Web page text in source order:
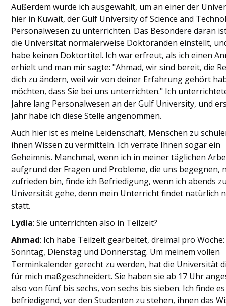
Außerdem wurde ich ausgewählt, um an einer der
hier in Kuwait, der Gulf University of Science and
Personalwesen zu unterrichten. Das Besondere daran
die Universität normalerweise Doktoranden einstellt,
habe keinen Doktortitel. Ich war erfreut, als ich einen
erhielt und man mir sagte: "Ahmad, wir sind bereit, die
dich zu ändern, weil wir von deiner Erfahrung gehört
möchten, dass Sie bei uns unterrichten." Ich
Jahre lang Personalwesen an der Gulf University, und
Jahr habe ich diese Stelle angenommen.
Auch hier ist es meine Leidenschaft, Menschen zu
ihnen Wissen zu vermitteln. Ich verrate Ihnen sogar ein
Geheimnis. Manchmal, wenn ich in meiner täglichen
aufgrund der Fragen und Probleme, die uns begegnen,
zufrieden bin, finde ich Befriedigung, wenn ich abends
Universität gehe, denn mein Unterricht findet natürlich
statt.
Lydia: Sie unterrichten also in Teilzeit?
Ahmad: Ich habe Teilzeit gearbeitet, dreimal pro Woche:
Sonntag, Dienstag und Donnerstag. Um meinem vollen
Terminkalender gerecht zu werden, hat die Universität
für mich maßgeschneidert. Sie haben sie ab 17 Uhr
also von fünf bis sechs, von sechs bis sieben. Ich finde
befriedigend, vor den Studenten zu stehen, ihnen das